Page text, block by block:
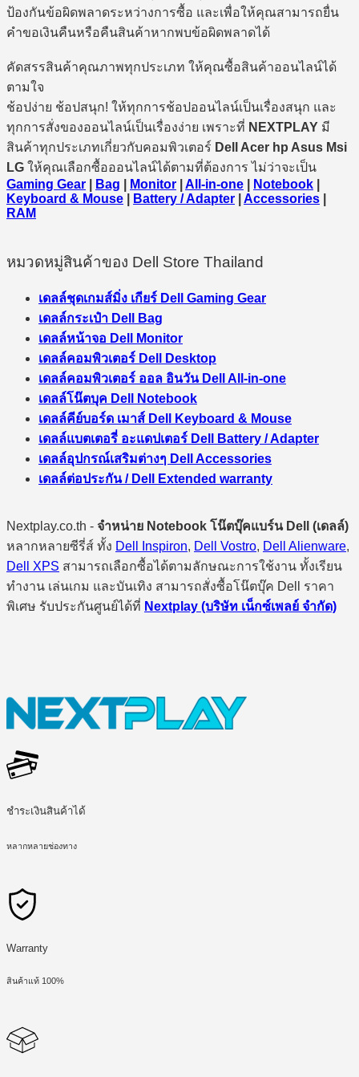
ป้องกันข้อผิดพลาดระหว่างการซื้อ และเพื่อให้คุณสามารถยื่น
คำขอเงินคืนหรือคืนสินค้าหากพบข้อผิดพลาดได้
คัดสรรสินค้าคุณภาพทุกประเภท ให้คุณซื้อสินค้าออนไลน์ได้
ตามใจ
ช้อปง่าย ช้อปสนุก! ให้ทุกการช้อปออนไลน์เป็นเรื่องสนุก และ
ทุกการสั่งของออนไลน์เป็นเรื่องง่าย เพราะที่ NEXTPLAY มี
สินค้าทุกประเภทเกี่ยวกับคอมพิวเตอร์ Dell Acer hp Asus Msi
LG ให้คุณเลือกซื้อออนไลน์ได้ตามที่ต้องการ ไม่ว่าจะเป็น
Gaming Gear
Bag Monitor All-in-one Notebook
Keyboard & Mouse
Battery / Adapter Accessories
RAM
หมวดหมู่สินค้าของ Dell Store Thailand
เดลล์ชุดเกมส์มิ่ง เกียร์ Dell Gaming Gear
เดลล์กระเป๋า Dell Bag
เดลล์หน้าจอ Dell Monitor
เดลล์คอมพิวเตอร์ Dell Desktop
เดลล์คอมพิวเตอร์ ออล อินวัน Dell All-in-one
เดลล์โน๊ตบุค Dell Notebook
เดลล์คีย์บอร์ด เมาส์ Dell Keyboard & Mouse
เดลล์แบตเตอรี่ อะแดปเตอร์ Dell Battery / Adapter
เดลล์อุปกรณ์เสริมต่างๆ Dell Accessories
เดลล์ต่อประกัน / Dell Extended warranty
Nextplay.co.th - จำหน่าย Notebook โน๊ตบุ๊คแบร์น Dell (เดลล์)
หลากหลายซีรี่ส์ ทั้ง Dell Inspiron, Dell Vostro, Dell Alienware,
Dell XPS สามารถเลือกซื้อได้ตามลักษณะการใช้งาน ทั้งเรียน
ทำงาน เล่นเกม และบันเทิง สามารถสั่งซื้อโน๊ตบุ๊ค Dell ราคา
พิเศษ รับประกันศูนย์ได้ที่ Nextplay (บริษัท เน็กซ์เพลย์ จำกัด)
ชำระเงินสินค้าได้
หลากหลายช่องทาง
Warranty
สินค้าแท้ 100%